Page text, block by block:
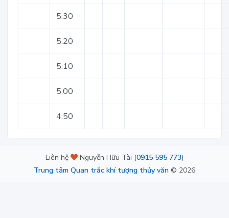
5:30
5:20
5:10
5:00
4:50
Liên hệ Nguyễn Hữu Tài (0915 595 773)
Trung tâm Quan trắc khí tượng thủy văn © 2026